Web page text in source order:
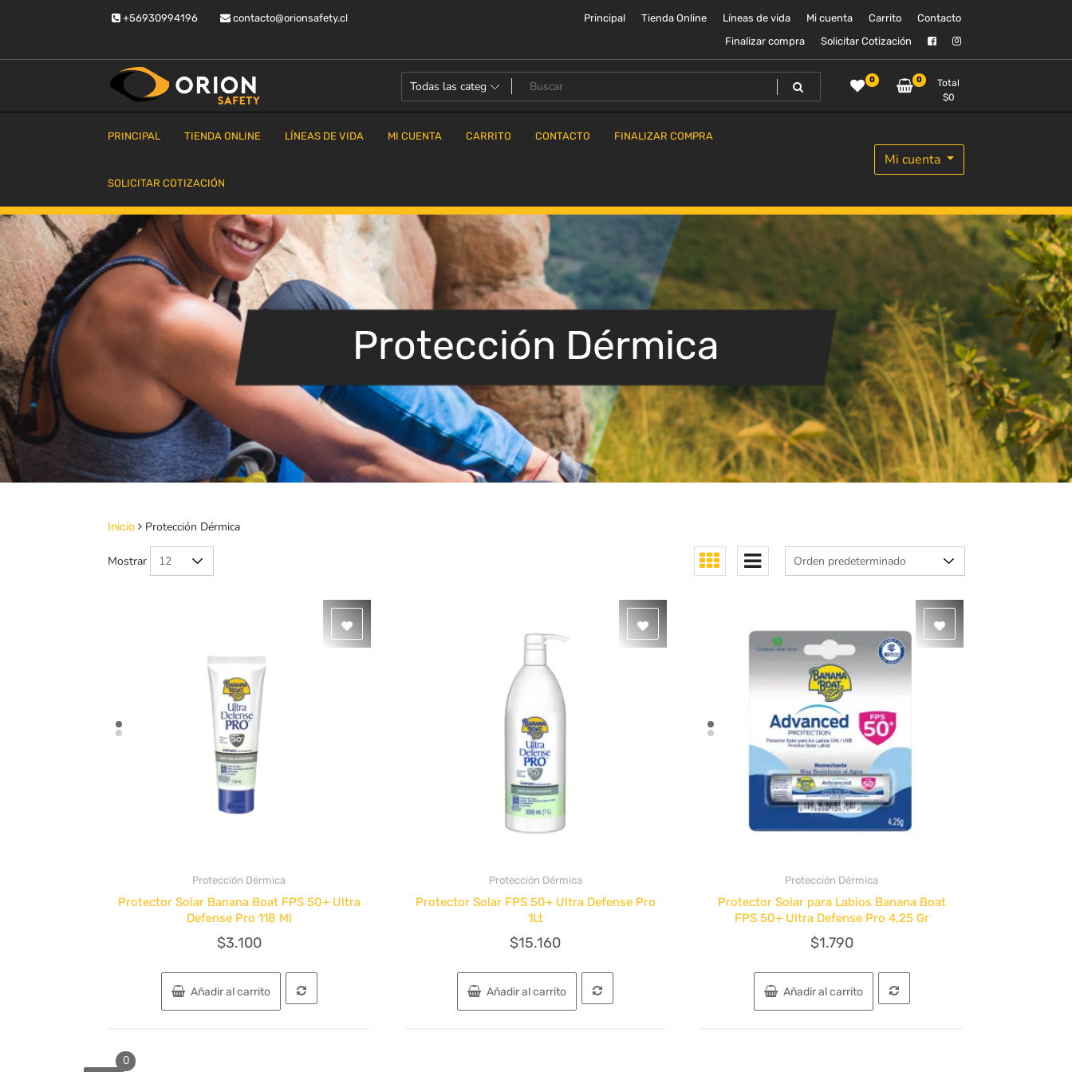
+56930994196 contacto@orionsafety.cl Principal Tienda Online Líneas de vida Mi cuenta Carrito
Contacto
Finalizar compra
Solicitar Cotización
Orion Safety
Equipos de proteccion personal
0 0
Total
$0
PRINCIPAL TIENDA ONLINE LÍNEAS DE VIDA MI CUENTA CARRITO CONTACTO FINALIZAR COMPRA
SOLICITAR COTIZACIÓN
Mi cuenta
Protección Dérmica
Inicio Protección Dérmica
Mostrar
Protección Dérmica
Protector Solar Banana Boat FPS 50+ Ultra
Defense Pro 118 Ml
$3.100
Añadir al carrito
Protección Dérmica
Protector Solar FPS 50+ Ultra Defense Pro
1Lt
$15.160
Añadir al carrito
Protección Dérmica
Protector Solar para Labios Banana Boat
FPS 50+ Ultra Defense Pro 4,25 Gr
$1.790
Añadir al carrito
0